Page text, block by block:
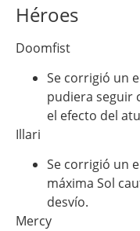
Héroes
Doomfist
Se corrigió un
pudiera seguir
el efecto del
Illari
Se corrigió un
máxima Sol
desvío.
Mercy